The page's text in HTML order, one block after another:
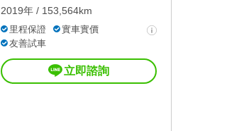
2019年 / 153,564km
里程保證
實車實價
友善試車
立即諮詢